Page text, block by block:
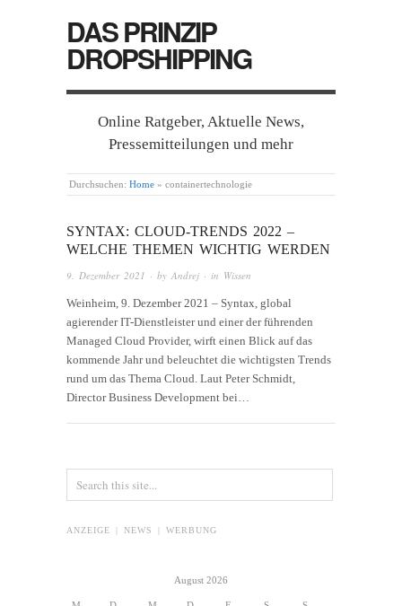
DAS PRINZIP
DROPSHIPPING
Online Ratgeber, Aktuelle News,
Pressemitteilungen und mehr
Durchsuchen: Home » containertechnologie
SYNTAX: CLOUD-TRENDS 2022 –
WELCHE THEMEN WICHTIG WERDEN
9. Dezember 2021 · by Andrej · in Wissen
Weinheim, 9. Dezember 2021 – Syntax, global
agierender IT-Dienstleister und einer der führenden
Managed Cloud Provider, wirft einen Blick auf das
kommende Jahr und beleuchtet die wichtigsten Trends
rund um das Thema Cloud. Laut Peter Schmidt,
Director Business Development bei…
ANZEIGE | NEWS | WERBUNG
August 2026